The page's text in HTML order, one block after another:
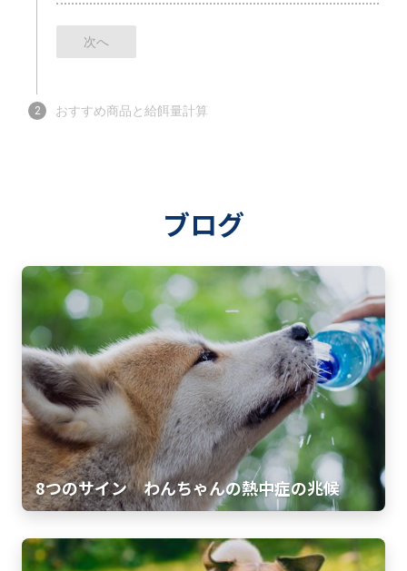
次へ
2 おすすめ商品と給餌量計算
ブログ
8つのサイン わんちゃんの熱中症の兆候